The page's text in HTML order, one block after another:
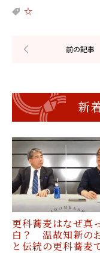
☆
新
更科蕎麦はなぜ真
白？ 温故知新の
と伝統の更科蕎麦